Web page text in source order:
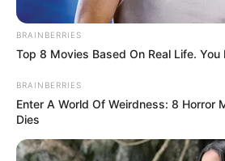
ορίου.
Την εικόνα καθιστά ακόμη
γεγονός ότι εντός του
ήταν το ανήλικο παιδί του
μόλις 6 ετών.
BRAINBERRIES
Top 8 Movies Based On Real Life. You
BRAINBERRIES
Enter A World Of Weirdness: 8 Horror
Dies